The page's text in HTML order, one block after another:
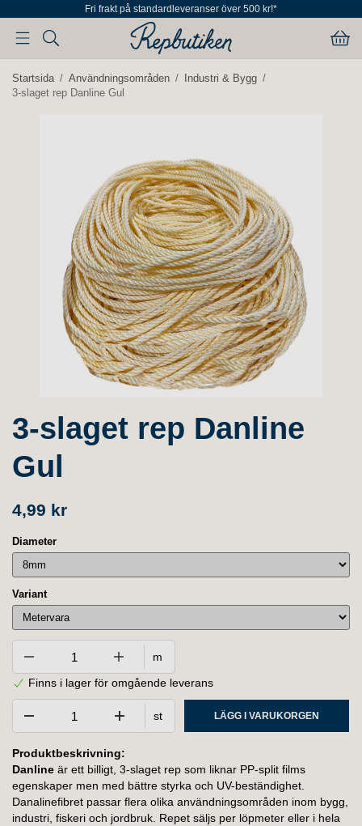
Fri frakt på standardleveranser över 500 kr!*
Startsida / Användningsområden / Industri & Bygg /
3-slaget rep Danline Gul
3-slaget rep Danline
Gul
4,99 kr
Diameter
Variant
m
Finns i lager för omgående leverans
st LÄGG I VARUKORGEN
Produktbeskrivning:
Danline är ett billigt, 3-slaget rep som liknar PP-split films
egenskaper men med bättre styrka och UV-beständighet.
Danalinefibret passar flera olika användningsområden inom bygg,
industri, fiskeri och jordbruk. Repet säljs per löpmeter eller i hela